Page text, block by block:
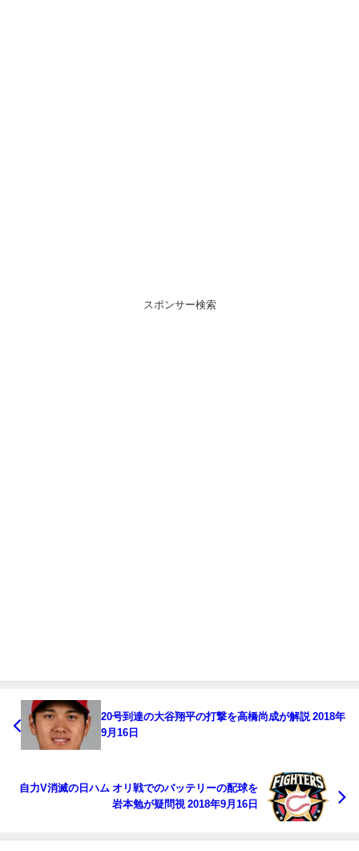
スポンサー検索
20号到達の大谷翔平の打撃を高橋尚成が解説 2018年
9月16日
自力V消滅の日ハム オリ戦でのバッテリーの配球を
岩本勉が疑問視 2018年9月16日